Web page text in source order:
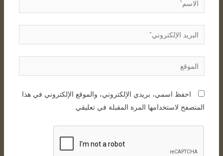
احفظ اسمي، بريدي الإلكتروني، والموقع الإلكتروني في هذا
المتصفح لاستخدامها المرة المقبلة في تعليقي.